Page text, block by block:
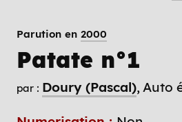
Parution en 2000
Patate n°1
par : Doury (Pascal) Auto